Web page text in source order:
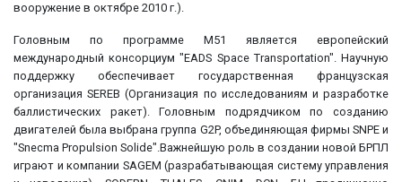
вооружение в октябре 2010 г.).
Головным по программе М51 является европейский
международный консорциум "EADS Space Transportation". Научную
поддержку обеспечивает государственная французская
организация SEREB (Организация по исследованиям и разработке
баллистических ракет). Головным подрядчиком по созданию
двигателей была выбрана группа G2P, объединяющая фирмы SNPE и
"Snecma Propulsion Solide".Важнейшую роль в создании новой БРПЛ
играют и компании SAGEM (разрабатывающая систему управления